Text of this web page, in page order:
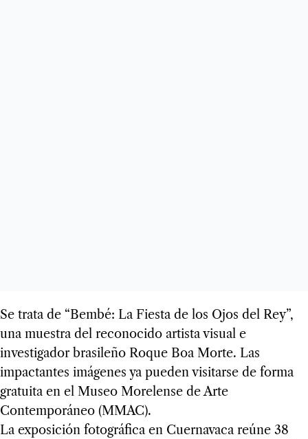
Se trata de “Bembé: La Fiesta de los Ojos del Rey”,
una muestra del reconocido artista visual e
investigador brasileño Roque Boa Morte. Las
impactantes imágenes ya pueden visitarse de forma
gratuita en el Museo Morelense de Arte
Contemporáneo (MMAC).
La exposición fotográfica en Cuernavaca reúne 38